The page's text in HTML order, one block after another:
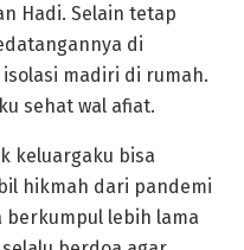
Hadi. Selain tetap
di
madiri di rumah.
sehat wal afiat.
keluargaku bisa
hikmah dari pandemi
berkumpul lebih lama